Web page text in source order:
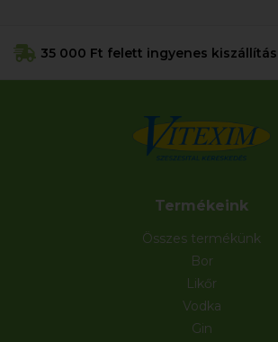
35 000 Ft felett ingyenes kiszállítás
Termékeink
Összes termékünk
Bor
Likőr
Vodka
Gin